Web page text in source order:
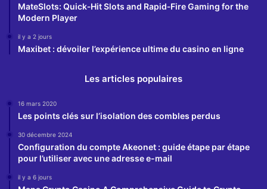
MateSlots: Quick‑Hit Slots and Rapid‑Fire Gaming for the
Modern Player
il y a 2 jours
Maxibet : dévoiler l’expérience ultime du casino en ligne
Les articles populaires
16 mars 2020
Les points clés sur l’isolation des combles perdus
30 décembre 2024
Configuration du compte Akeonet : guide étape par étape
pour l’utiliser avec une adresse e-mail
il y a 6 jours